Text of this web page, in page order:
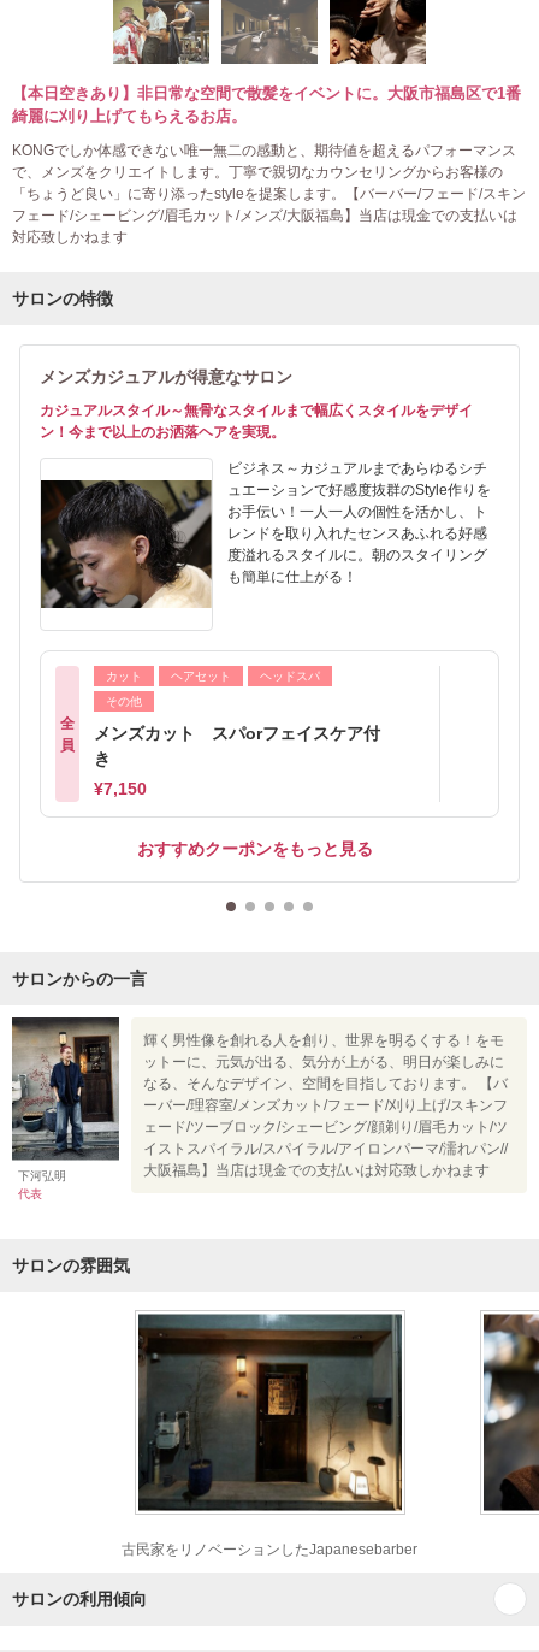
【本日空きあり】非日常な空間で散髪をイベントに。大阪市福島区で1番
綺麗に刈り上げてもらえるお店。
KONGでしか体感できない唯一無二の感動と、期待値を超えるパフォーマンス
で、メンズをクリエイトします。丁寧で親切なカウンセリングからお客様の
「ちょうど良い」に寄り添ったstyleを提案します。【バーバー/フェード/スキン
フェード/シェービング/眉毛カット/メンズ/大阪福島】当店は現金での支払いは
対応致しかねます
サロンの特徴
メンズカジュアルが得意なサロン
カジュアルスタイル～無骨なスタイルまで幅広くスタイルをデザイ
ン！今まで以上のお洒落ヘアを実現。
ビジネス～カジュアルまであらゆるシチ
ュエーションで好感度抜群のStyle作りを
お手伝い！一人一人の個性を活かし、ト
レンドを取り入れたセンスあふれる好感
度溢れるスタイルに。朝のスタイリング
も簡単に仕上がる！
全
員
カット ヘアセット
ヘッドスパ
その他
メンズカット スパorフェイスケア付
き
¥7,150
おすすめクーポンをもっと見る
サロンからの一言
下河弘明
代表
輝く男性像を創れる人を創り、世界を明るくする！をモ
ットーに、元気が出る、気分が上がる、明日が楽しみに
なる、そんなデザイン、空間を目指しております。 【バ
ーバー/理容室/メンズカット/フェード/刈り上げ/スキンフ
ェード/ツーブロック/シェービング/顔剃り/眉毛カット/ツ
イストスパイラル/スパイラル/アイロンパーマ/濡れパン//
大阪福島】当店は現金での支払いは対応致しかねます
サロンの雰囲気
古民家をリノベーションしたJapanesebarber
サロンの利用傾向